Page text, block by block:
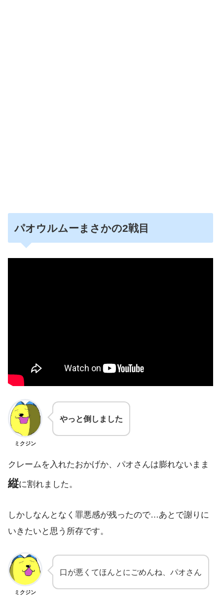
パオウルムーまさかの2戦目
ミクジン
やっと倒しました
クレームを入れたおかげか、パオさんは膨れないまま
縦に割れました。
しかしなんとなく罪悪感が残ったので…あとで謝りに
いきたいと思う所存です。
ミクジン
口が悪くてほんとにごめんね、パオさん